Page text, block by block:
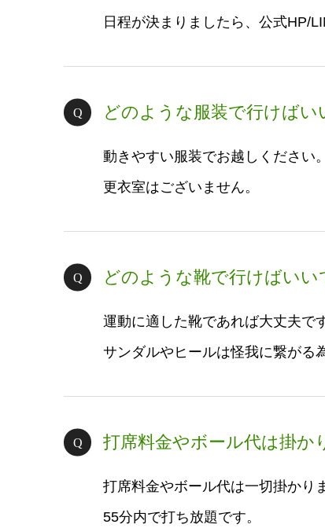
日程が決まりましたら、公式HP/
どのような服装で行けば
動きやすい服装でお越しください。
更衣室はございません。
どのような靴で行けばいい
運動に適した靴であれば大丈夫で
サンダルやヒールは怪我に繋がる
打席料金やボール代は掛か
打席料金やボール代は一切掛かり
55分内で打ち放題です。